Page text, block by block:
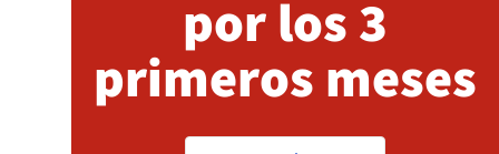
por los 3
primeros meses